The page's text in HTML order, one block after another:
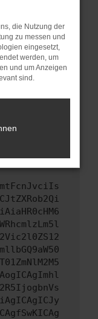
Stand
ein
dazu
nicht mehr
versucht
Du kannst
bei der
die Nutzung der
zu messen und
eingesetzt,
werden, um
und um Anzeigen
sind.